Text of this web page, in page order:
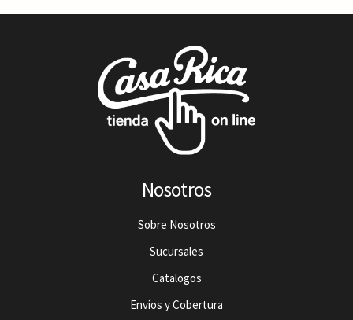
Nosotros
Sobre Nosotros
Sucursales
Catalogos
Envíos y Cobertura